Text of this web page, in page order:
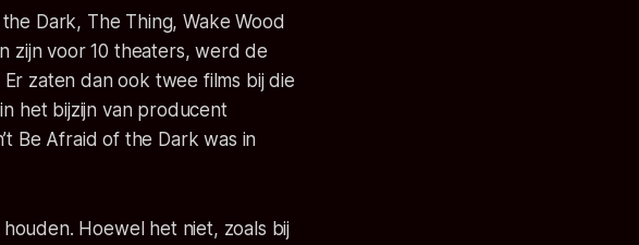
Dark, The Thing, Wake Wood
zijn voor 10 theaters, werd de
zaten dan ook twee films bij die
het bijzijn van producent
Be Afraid of the Dark was in
Hoewel het niet, zoals bij